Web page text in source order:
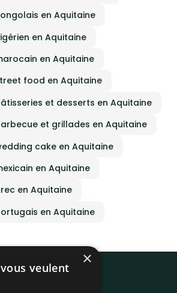
en Aquitaine
en Aquitaine
en Aquitaine
food en Aquitaine
et desserts en Aquitaine
et grillades en Aquitaine
cake en Aquitaine
en Aquitaine
en Aquitaine
en Aquitaine
×
veulent